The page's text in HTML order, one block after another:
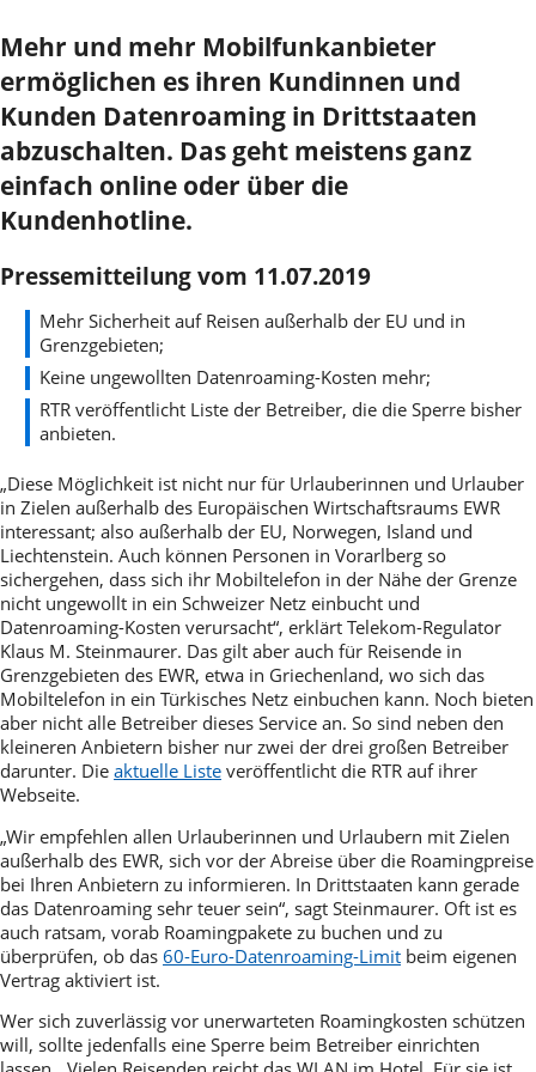
Mehr und mehr Mobilfunkanbieter
ermöglichen es ihren Kundinnen und
Kunden Datenroaming in Drittstaaten
abzuschalten. Das geht meistens ganz
einfach online oder über die
Kundenhotline.
Pressemitteilung vom 11.07.2019
Mehr Sicherheit auf Reisen außerhalb der EU und in
Grenzgebieten;
Keine ungewollten Datenroaming-Kosten mehr;
RTR veröffentlicht Liste der Betreiber, die die Sperre bisher
anbieten.
„Diese Möglichkeit ist nicht nur für Urlauberinnen und Urlauber
in Zielen außerhalb des Europäischen Wirtschaftsraums EWR
interessant; also außerhalb der EU, Norwegen, Island und
Liechtenstein. Auch können Personen in Vorarlberg so
sichergehen, dass sich ihr Mobiltelefon in der Nähe der Grenze
nicht ungewollt in ein Schweizer Netz einbucht und
Datenroaming-Kosten verursacht“, erklärt Telekom-Regulator
Klaus M. Steinmaurer. Das gilt aber auch für Reisende in
Grenzgebieten des EWR, etwa in Griechenland, wo sich das
Mobiltelefon in ein Türkisches Netz einbuchen kann. Noch bieten
aber nicht alle Betreiber dieses Service an. So sind neben den
kleineren Anbietern bisher nur zwei der drei großen Betreiber
darunter. Die aktuelle Liste veröffentlicht die RTR auf ihrer
Webseite.
„Wir empfehlen allen Urlauberinnen und Urlaubern mit Zielen
außerhalb des EWR, sich vor der Abreise über die Roamingpreise
bei Ihren Anbietern zu informieren. In Drittstaaten kann gerade
das Datenroaming sehr teuer sein“, sagt Steinmaurer. Oft ist es
auch ratsam, vorab Roamingpakete zu buchen und zu
überprüfen, ob das 60-Euro-Datenroaming-Limit beim eigenen
Vertrag aktiviert ist.
Wer sich zuverlässig vor unerwarteten Roamingkosten schützen
will, sollte jedenfalls eine Sperre beim Betreiber einrichten